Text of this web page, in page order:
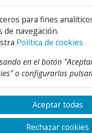
para fines
de navegación.
Política de cookies
en el botón
o configurarlas
Aceptar todas
Rechazar cookies